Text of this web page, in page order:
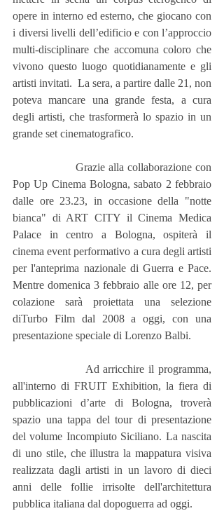
opere in interno ed esterno, che giocano con
i diversi livelli dell’edificio e con l’approccio
multi-disciplinare che accomuna coloro che
vivono questo luogo quotidianamente e gli
artisti invitati.  La sera, a partire dalle 21, non
poteva mancare una grande festa, a cura
degli artisti, che trasformerà lo spazio in un
grande set cinematografico.
Pop Up Cinema Bologna, sabato 2 febbraio
dalle ore 23.23, in occasione della "notte
bianca" di ART CITY il Cinema Medica
Palace in centro a Bologna, ospiterà il
cinema event performativo a cura degli artisti
per l'anteprima nazionale di Guerra e Pace.
Mentre domenica 3 febbraio alle ore 12, per
colazione sarà proiettata una selezione
diTurbo Film dal 2008 a oggi, con una
presentazione speciale di Lorenzo Balbi.
all'interno di FRUIT Exhibition, la fiera di
pubblicazioni d’arte di Bologna, troverà
spazio una tappa del tour di presentazione
del volume Incompiuto Siciliano. La nascita
di uno stile, che illustra la mappatura visiva
realizzata dagli artisti in un lavoro di dieci
anni delle follie irrisolte dell'architettura
pubblica italiana dal dopoguerra ad oggi.